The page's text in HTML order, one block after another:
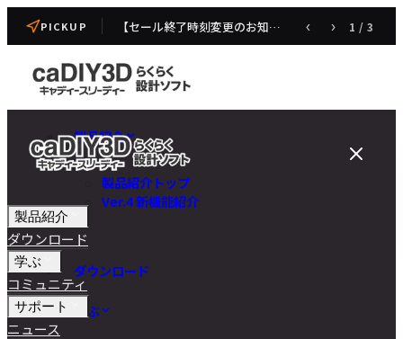
PICKUP 【セール終了時刻変更のお知らせ】caDIY3D V4 発売記念セール ‹ › 1 /3
製品紹介
製品紹介トップ
Ver.4 新機能紹介
ダウンロード
学ぶ
製品紹介
ダウンロード
学ぶ
コミュニティ
サポート
ニュース